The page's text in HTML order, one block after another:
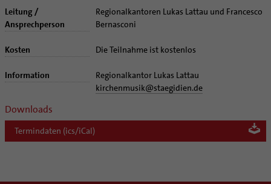
Mitarbeitervertretung
Institutionelles Schutzkonzept
Kirchlicher Anzeiger
Schematismus
Leitung /
Ansprechperson
Regionalkantoren Lukas Lattau und Francesco
Bernasconi
Kosten Die Teilnahme ist kostenlos
Information
Regionalkantor Lukas Lattau
kirchenmusik@staegidien.de
Downloads
Termindaten (ics/iCal)